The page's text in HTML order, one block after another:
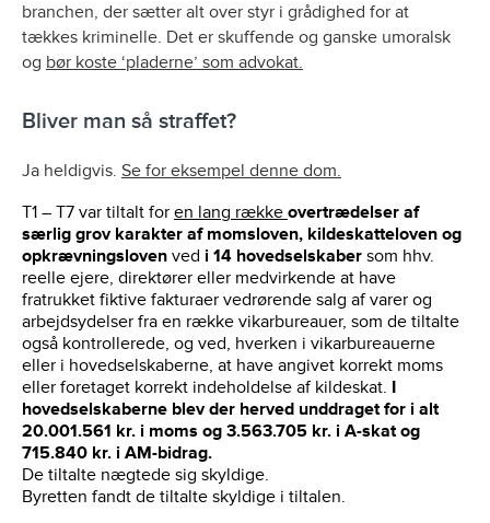
branchen, der sætter alt over styr i grådighed for at
tækkes kriminelle. Det er skuffende og ganske umoralsk
og bør koste ‘pladerne’ som advokat.
Bliver man så straffet?
Ja heldigvis. Se for eksempel denne dom.
T1 – T7 var tiltalt for en lang række overtrædelser af
særlig grov karakter af momsloven, kildeskatteloven og
opkrævningsloven ved i 14 hovedselskaber som hhv.
reelle ejere, direktører eller medvirkende at have
fratrukket fiktive fakturaer vedrørende salg af varer og
arbejdsydelser fra en række vikarbureauer, som de tiltalte
også kontrollerede, og ved, hverken i vikarbureauerne
eller i hovedselskaberne, at have angivet korrekt moms
eller foretaget korrekt indeholdelse af kildeskat. I
hovedselskaberne blev der herved unddraget for i alt
20.001.561 kr. i moms og 3.563.705 kr. i A-skat og
715.840 kr. i AM-bidrag.
De tiltalte nægtede sig skyldige.
Byretten fandt de tiltalte skyldige i tiltalen.